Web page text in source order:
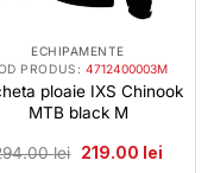
ECHIPAMENTE
PRODUS: 4712400003M
ploaie IXS Chinook
MTB black M
lei Prețul
219.00 leiPrețul